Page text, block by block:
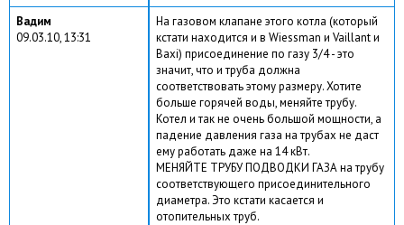
Вадим
09.03.10, 13:31
На газовом клапане этого котла (который
кстати находится и в Wiessman и Vaillant и
Baxi) присоединение по газу 3/4 - это
значит, что и труба должна
соответствовать этому размеру. Хотите
больше горячей воды, меняйте трубу.
Котел и так не очень большой мощности, а
падение давления газа на трубах не даст
ему работать даже на 14 кВт.
МЕНЯЙТЕ ТРУБУ ПОДВОДКИ ГАЗА на трубу
соответствующего присоединительного
диаметра. Это кстати касается и
отопительных труб.